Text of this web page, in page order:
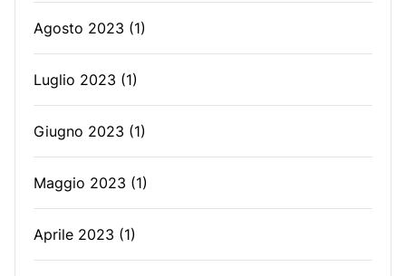
Agosto 2023 (1)
Luglio 2023 (1)
Giugno 2023 (1)
Maggio 2023 (1)
Aprile 2023 (1)